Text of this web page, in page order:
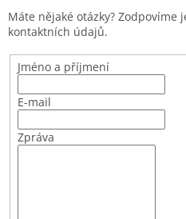
Máte nějaké otázky? Zodpovíme
kontaktních údajů.
Jméno a příjmení
E-mail
Zpráva